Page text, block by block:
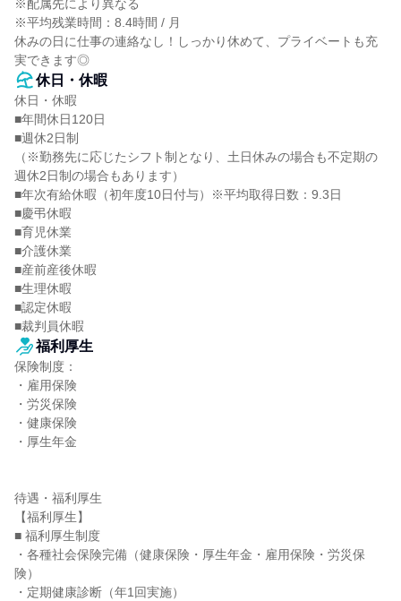
※配属先により異なる
※平均残業時間：8.4時間 / 月
休みの日に仕事の連絡なし！しっかり休めて、プライベートも充
実できます◎
休日・休暇
休日・休暇
■年間休日120日
■週休2日制
（※勤務先に応じたシフト制となり、土日休みの場合も不定期の
週休2日制の場合もあります）
■年次有給休暇（初年度10日付与）※平均取得日数：9.3日
■慶弔休暇
■育児休業
■介護休業
■産前産後休暇
■生理休暇
■認定休暇
■裁判員休暇
福利厚生
保険制度：
・雇用保険
・労災保険
・健康保険
・厚生年金
待遇・福利厚生
【福利厚生】
■ 福利厚生制度
・各種社会保険完備（健康保険・厚生年金・雇用保険・労災保
険）
・定期健康診断（年1回実施）